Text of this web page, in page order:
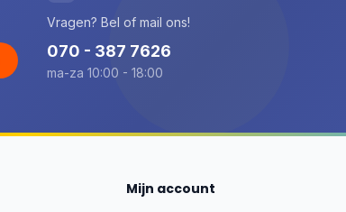
Vragen? Bel of mail ons!
070 - 387 7626
ma-za 10:00 - 18:00
Mijn account